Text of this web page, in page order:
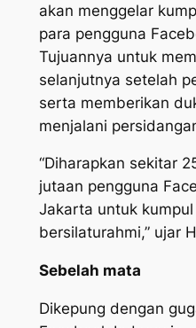
akan menggelar
para pengguna
Tujuannya untuk
selanjutnya setelah
serta memberikan
menjalani
“Diharapkan sekitar
jutaan pengguna
Jakarta untuk
bersilaturahmi,” ujar
Sebelah mata
Dikepung dengan